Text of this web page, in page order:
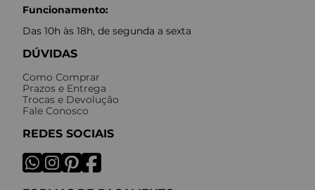
Funcionamento:
Das 10h às 18h, de segunda a sexta
DÚVIDAS
Como Comprar
Prazos e Entrega
Trocas e Devolução
Fale Conosco
REDES SOCIAIS